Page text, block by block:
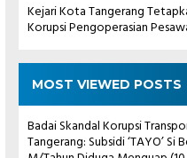
Kejari Kota Tangerang
Korupsi Pengoperasian
MOST VIEWED POSTS
Badai Skandal Korupsi
Tangerang: Subsidi ‘TAYO’ Si